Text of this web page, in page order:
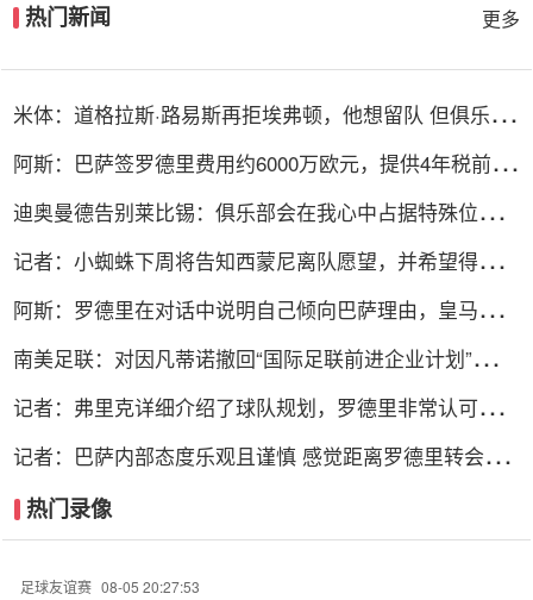
热门新闻 更多
米体：道格拉斯·路易斯再拒埃弗顿，他想留队 但俱乐部
阿斯：巴萨签罗德里费用约6000万欧元，提供4年税前
迪奥曼德告别莱比锡：俱乐部会在我心中占据特殊位置，
记者：小蜘蛛下周将告知西蒙尼离队愿望，并希望得到理
阿斯：罗德里在对话中说明自己倾向巴萨理由，皇马对此
南美足联：对因凡蒂诺撤回“国际足联前进企业计划”提案
记者：弗里克详细介绍了球队规划，罗德里非常认可并选
记者：巴萨内部态度乐观且谨慎 感觉距离罗德里转会完
热门录像
足球友谊赛 08-05 20:27:53